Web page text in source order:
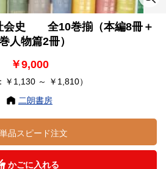
会史 全10巻揃（本編8冊＋
人物篇2冊）
￥9,000
￥1,130 ～ ￥1,810）
二朗書房
単品スピード注文
かごに入れる